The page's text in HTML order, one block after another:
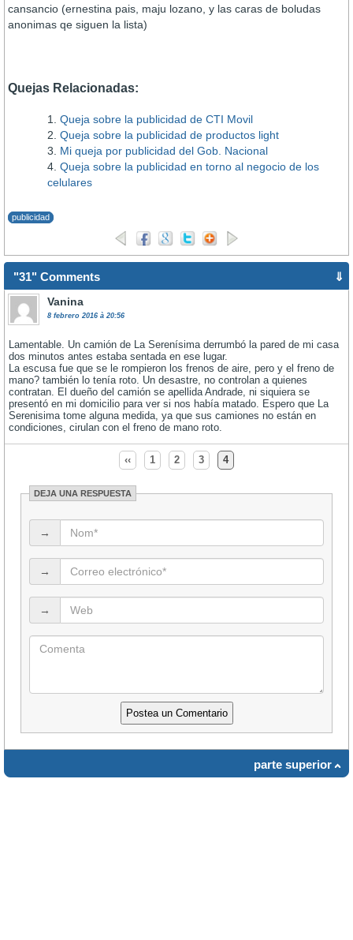
cansancio (ernestina pais, maju lozano, y las caras de boludas
anonimas qe siguen la lista)
Quejas Relacionadas:
Queja sobre la publicidad de CTI Movil
Queja sobre la publicidad de productos light
Mi queja por publicidad del Gob. Nacional
Queja sobre la publicidad en torno al negocio de los
celulares
publicidad
"31" Comments ⇓
Vanina
8 febrero 2016 à 20:56
Lamentable. Un camión de La Serenísima derrumbó la pared de mi casa
dos minutos antes estaba sentada en ese lugar.
La escusa fue que se le rompieron los frenos de aire, pero y el freno de
mano? también lo tenía roto. Un desastre, no controlan a quienes
contratan. El dueño del camión se apellida Andrade, ni siquiera se
presentó en mi domicilio para ver si nos había matado. Espero que La
Serenisima tome alguna medida, ya que sus camiones no están en
condiciones, cirulan con el freno de mano roto.
‹‹ 1 2 3 4
DEJA UNA RESPUESTA
→
→
→
parte superior